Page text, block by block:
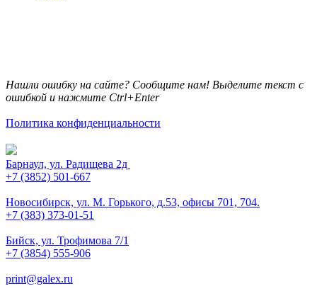
Нашли ошибку на сайте? Сообщите нам! Выделите текст с
ошибкой и нажмите Ctrl+Enter
Политика конфиденциальности
Барнаул, ул. Радищева 2д
+7 (3852) 501-667
Новосибирск, ул. М. Горького, д.53, офисы 701, 704.
+7 (383) 373-01-51
Бийск, ул. Трофимова 7/1
+7 (3854) 555-906
print@galex.ru